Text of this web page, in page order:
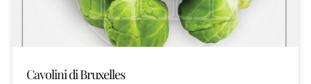
Cavolini di Bruxelles